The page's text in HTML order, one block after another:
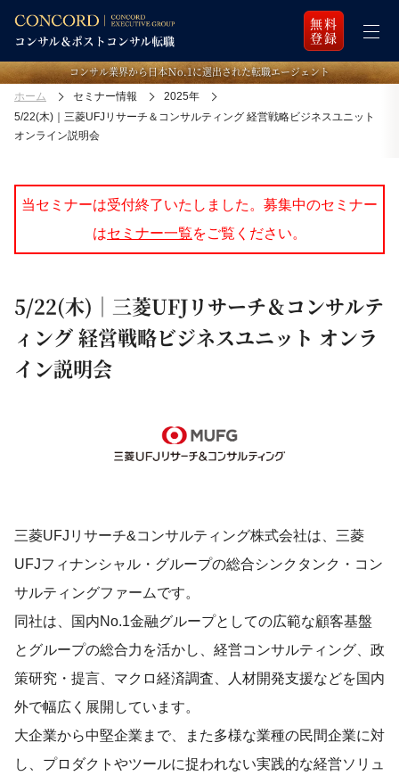
無料
登録
コンサル業界から日本Ｎo.1に選出された転職エージェント
ホーム セミナー情報
2025年
5/22(木)｜三菱UFJリサーチ＆コンサルティング 経営戦略ビジネスユニット
オンライン説明会
当セミナーは受付終了いたしました。募集中のセミナー
はセミナー一覧をご覧ください。
5/22(木)｜三菱UFJリサーチ＆コンサルテ
ィング 経営戦略ビジネスユニット オンラ
イン説明会
三菱UFJリサーチ&コンサルティング株式会社は、三菱
UFJフィナンシャル・グループの総合シンクタンク・コン
サルティングファームです。
同社は、国内No.1金融グループとしての広範な顧客基盤
とグループの総合力を活かし、経営コンサルティング、政
策研究・提言、マクロ経済調査、人材開発支援などを国内
外で幅広く展開しています。
大企業から中堅企業まで、また多様な業種の民間企業に対
し、プロダクトやツールに捉われない実践的な経営ソリュ